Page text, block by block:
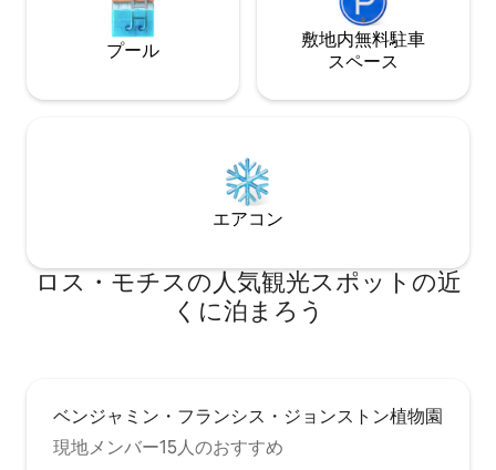
プール
敷地内無料駐⁠車
ス⁠ペ⁠ー⁠ス
エアコン
ロス・モチスの人気観光スポットの近
くに泊まろう
ベンジャミン・フランシス・ジョンストン植物園
現地メンバー15人のおすすめ